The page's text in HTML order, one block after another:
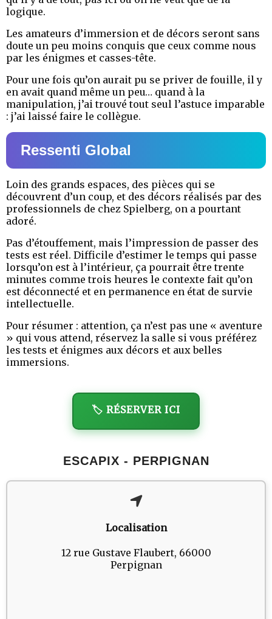
logique.
Les amateurs d’immersion et de décors seront sans
doute un peu moins conquis que ceux comme nous
par les énigmes et casses-tête.
Pour une fois qu’on aurait pu se priver de fouille, il y
en avait quand même un peu… quand à la
manipulation, j’ai trouvé tout seul l’astuce imparable
: j’ai laissé faire le collègue.
Ressenti Global
Loin des grands espaces, des pièces qui se
découvrent d’un coup, et des décors réalisés par des
professionnels de chez Spielberg, on a pourtant
adoré.
Pas d’étouffement, mais l’impression de passer des
tests est réel. Difficile d’estimer le temps qui passe
lorsqu’on est à l’intérieur, ça pourrait être trente
minutes comme trois heures le contexte fait qu’on
est déconnecté et en permanence en état de survie
intellectuelle.
Pour résumer : attention, ça n’est pas une « aventure
» qui vous attend, réservez la salle si vous préférez
les tests et énigmes aux décors et aux belles
immersions.
🏷️ RÉSERVER ICI
ESCAPIX - PERPIGNAN
Localisation
12 rue Gustave Flaubert, 66000
Perpignan